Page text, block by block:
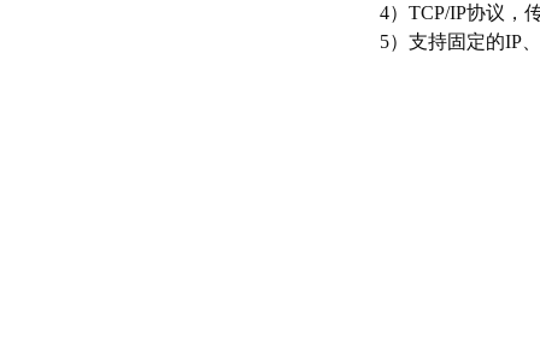
4） TCP/IP协议，
5） 支持固定的IP